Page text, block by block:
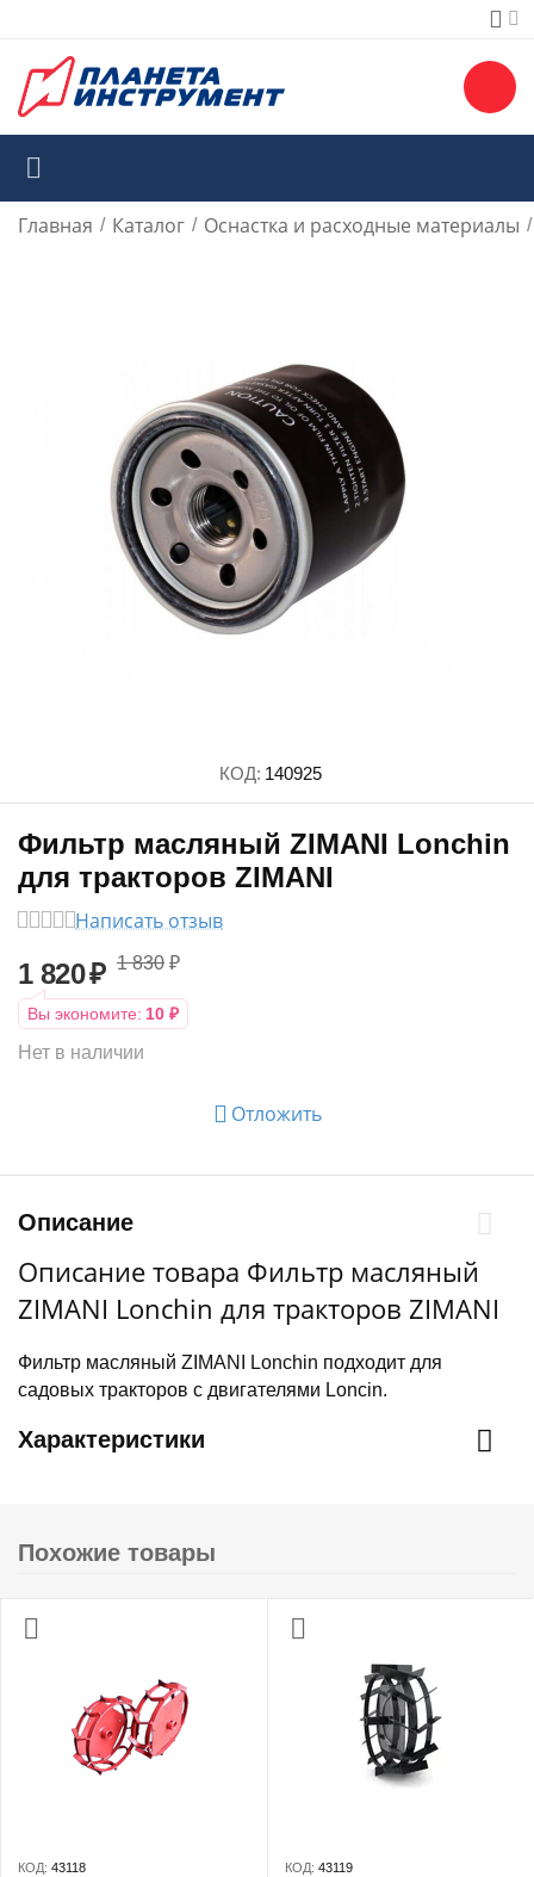
Главная / Каталог / Оснастка и расходные материалы /
КОД: 140925
Фильтр масляный ZIMANI Lonchin
для тракторов ZIMANI
Написать отзыв
1 820₽ 1 830 ₽
Вы экономите: 10 ₽
Нет в наличии
Отложить
Описание
Описание товара Фильтр масляный
ZIMANI Lonchin для тракторов ZIMANI
Фильтр масляный ZIMANI Lonchin подходит для
садовых тракторов с двигателями Loncin.
Характеристики
Похожие товары
КОД: 43118 КОД: 43119